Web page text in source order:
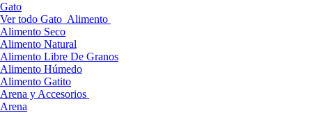
Gato
Ver todo Gato Alimento
Alimento Seco
Alimento Natural
Alimento Libre De Granos
Alimento Húmedo
Alimento Gatito
Arena y Accesorios
Arena